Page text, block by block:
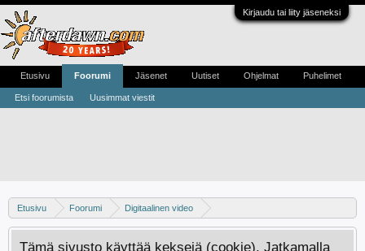
Kirjaudu tai liity jäseneksi
Etusivu Foorumi
Digitaalinen video
Digivideo-ongelmat ja -keskustelu
Tämä sivusto käyttää keksejä (cookie). Jatkamalla
Etusivu Foorumi
Etsi foorumista Uusimmat viestit
Jäsenet Uutiset Ohjelmat Puhelimet